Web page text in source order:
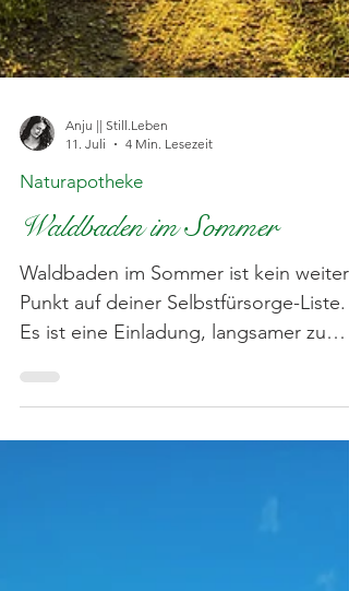
11. Juli
4 Min. Lesezeit
Naturapotheke
Waldbaden im Sommer
Punkt auf deiner Selbstfürsorge-Liste.
Es ist eine Einladung, langsamer zu
werden, den Kopf abzukühlen und den